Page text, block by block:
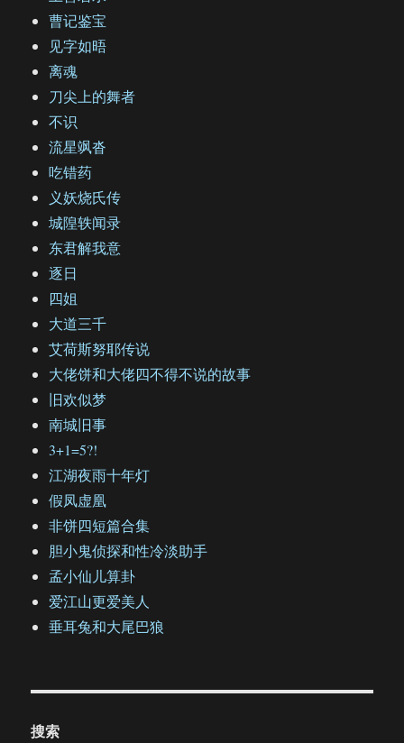
曹记鉴宝
见字如晤
离魂
刀尖上的舞者
不识
流星飒沓
吃错药
义妖烧氏传
城隍轶闻录
东君解我意
逐日
四姐
大道三千
艾荷斯努耶传说
大佬饼和大佬四不得不说的故事
旧欢似梦
南城旧事
3+1=5?!
江湖夜雨十年灯
假凤虚凰
非饼四短篇合集
胆小鬼侦探和性冷淡助手
孟小仙儿算卦
爱江山更爱美人
垂耳兔和大尾巴狼
搜索